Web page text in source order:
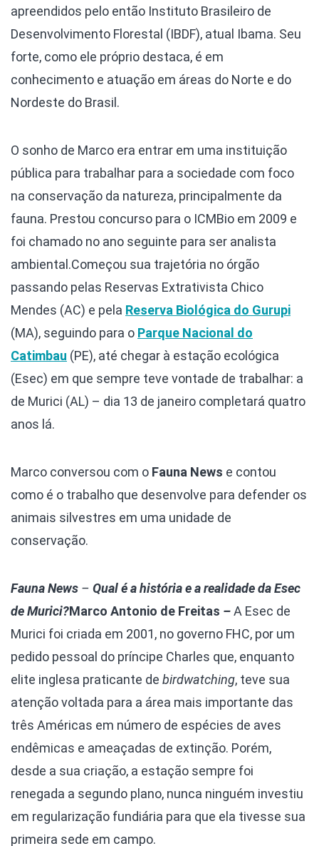
apreendidos pelo então Instituto Brasileiro de
Desenvolvimento Florestal (IBDF), atual Ibama. Seu
forte, como ele próprio destaca, é em
conhecimento e atuação em áreas do Norte e do
Nordeste do Brasil.
O sonho de Marco era entrar em uma instituição
pública para trabalhar para a sociedade com foco
na conservação da natureza, principalmente da
fauna. Prestou concurso para o ICMBio em 2009 e
foi chamado no ano seguinte para ser analista
ambiental.Começou sua trajetória no órgão
passando pelas Reservas Extrativista Chico
Mendes (AC) e pela Reserva Biológica do Gurupi
(MA), seguindo para o Parque Nacional do
Catimbau (PE), até chegar à estação ecológica
(Esec) em que sempre teve vontade de trabalhar: a
de Murici (AL) – dia 13 de janeiro completará quatro
anos lá.
Marco conversou com o Fauna News e contou
como é o trabalho que desenvolve para defender os
animais silvestres em uma unidade de
conservação.
Fauna News – Qual é a história e a realidade da Esec
de Murici?Marco Antonio de Freitas –A Esec de
Murici foi criada em 2001, no governo FHC, por um
pedido pessoal do príncipe Charles que, enquanto
elite inglesa praticante de birdwatching, teve sua
atenção voltada para a área mais importante das
três Américas em número de espécies de aves
endêmicas e ameaçadas de extinção. Porém,
desde a sua criação, a estação sempre foi
renegada a segundo plano, nunca ninguém investiu
em regularização fundiária para que ela tivesse sua
primeira sede em campo.